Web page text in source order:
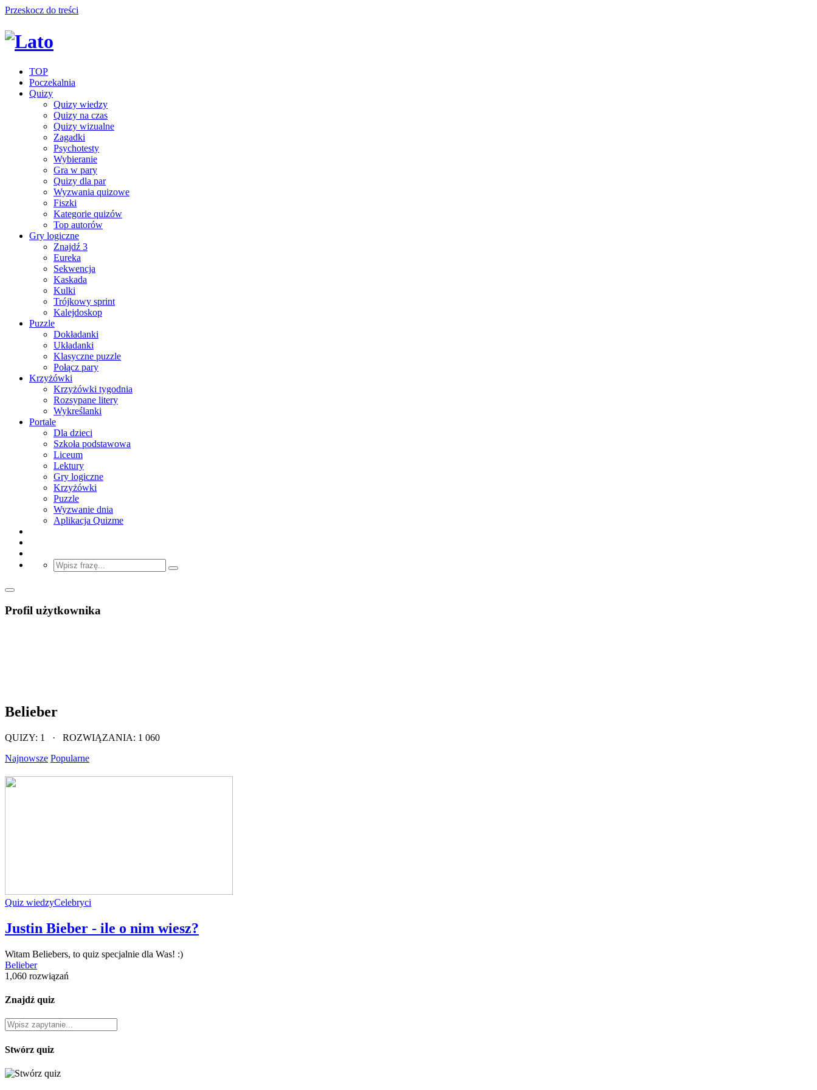
Przeskocz do treści
TOP
Poczekalnia
Quizy
Quizy wiedzy
Quizy na czas
Quizy wizualne
Zagadki
Psychotesty
Wybieranie
Gra w pary
Quizy dla par
Wyzwania quizowe
Fiszki
Kategorie quizów
Top autorów
Gry logiczne
Znajdź 3
Eureka
Sekwencja
Kaskada
Kulki
Trójkowy sprint
Kalejdoskop
Puzzle
Dokładanki
Układanki
Klasyczne puzzle
Połącz pary
Krzyżówki
Krzyżówki tygodnia
Rozsypane litery
Wykreślanki
Portale
Dla dzieci
Szkoła podstawowa
Liceum
Lektury
Gry logiczne
Krzyżówki
Puzzle
Wyzwanie dnia
Aplikacja Quizme
Profil użytkownika
Belieber
QUIZY: 1 · ROZWIĄZANIA: 1 060
Najnowsze Popularne
Quiz wiedzyCelebryci
Justin Bieber - ile o nim wiesz?
Witam Beliebers, to quiz specjalnie dla Was! :)
Belieber
1,060 rozwiązań
Znajdź quiz
Stwórz quiz